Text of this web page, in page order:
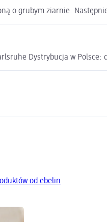
o grubym ziarnie.
Dystrybucja w
od ebelin